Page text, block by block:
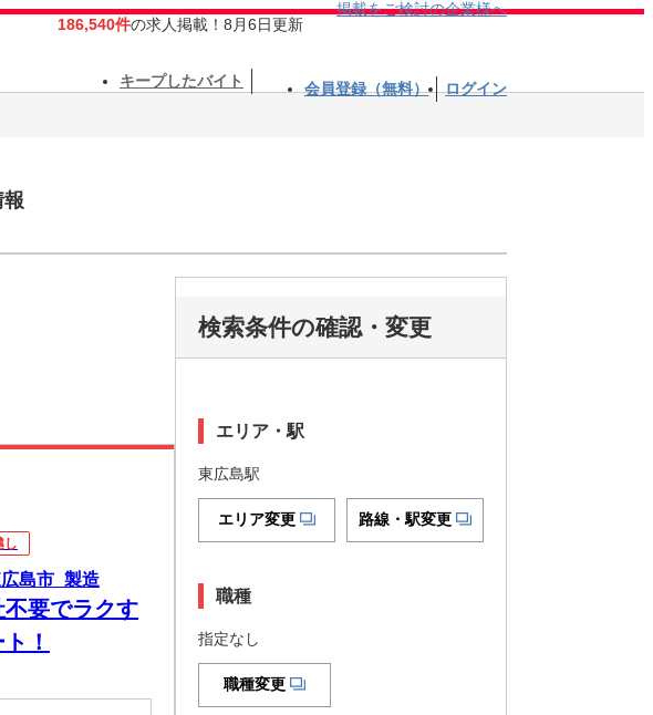
186,540件の求人掲載！8月6日更新
掲載をご検討の企業様へ
キープしたバイト 会員登録（無料） ログイン
し
島市_製造
不要でラクす
！
検索条件の確認・変更
エリア・駅
東広島駅
エリア変更 路線・駅変更
職種
指定なし
職種変更